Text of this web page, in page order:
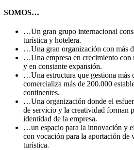
SOMOS…
…Un gran grupo internacional
turística y hotelera.
…Una gran organización con más
…Una empresa en crecimiento con
y en constante expansión.
…Una estructura que gestiona más
comercializa más de 200.000
continentes.
…Una organización donde el
de servicio y la creatividad forman
identidad de la empresa.
…un espacio para la innovación y
con vocación para la aportación de
turística.